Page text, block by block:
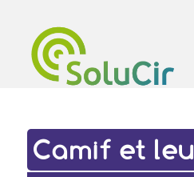
Camif et